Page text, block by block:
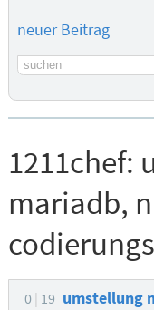
neuer Beitrag
Suchbegriff
1211chef:
mariadb,
0 19 umstellung